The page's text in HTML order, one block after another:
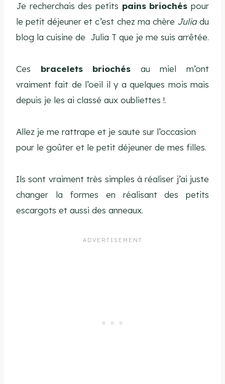
Je recherchais des petits pains briochés pour
le petit déjeuner et c’est chez ma chère Juliadu
blog la cuisine de Julia T que je me suis arrêtée.
Ces bracelets briochés au miel m’ont
vraiment fait de l’oeil il y a quelques mois mais
depuis je les ai classé aux oubliettes !.
Allez je me rattrape et je saute sur l’occasion
pour le goûter et le petit déjeuner de mes filles.
Ils sont vraiment très simples à réaliser j’ai juste
changer la formes en réalisant des petits
escargots et aussi des anneaux.